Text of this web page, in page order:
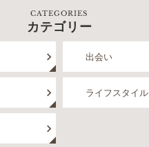
CATEGORIES
カテゴリー
出会い
ライフスタイル